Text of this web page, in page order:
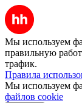
Мы используем
правильную
трафик.
Правила
Мы используем
файлов cookie